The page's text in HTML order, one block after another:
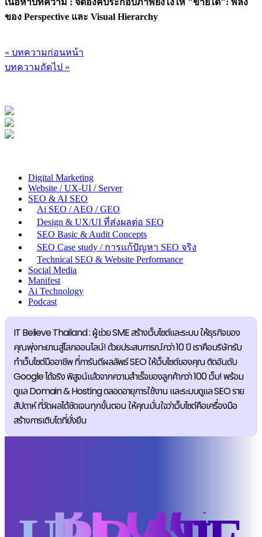
เนื้อหาบทความ : จัดองค์ประกอบภาพยังไงให้ "ขายได้": พลัง
ของ Perspective และ Visual Hierarchy
« บทความก่อนหน้า
บทความถัดไป »
Digital Marketing
Website / UX-UI / Server
SEO & AI SEO
Ai SEO / AEO / GEO
Design & UX/UI ที่ส่งผลต่อ SEO
SEO Basic & Audit Concepts
SEO Case study / การแก้ปัญหา SEO จริง
Technical SEO & Website Performance
Social Media
Manifest
Ai Technology
Podcast
IT Believe Thailand : ผู้ช่วย SME สร้างเว็บไซต์และระบบ ให้ธุรกิจของ
คุณพุ่งทะยานสู่โลกออนไลน์! ด้วยประสบการณ์กว่า 10 ปี เราคือบริษัทรับ
ทำเว็บไซต์มืออาชีพ ที่การันตีผลลัพธ์ SEO ให้เว็บไซต์ของคุณ ติดอันดับ
Google ได้จริง พิสูจน์แล้วจากความสำเร็จของลูกค้ากว่า 100 เว็บ! พร้อม
ดูแล Domain & Hosting ตลอดอายุการใช้งาน และระบบดูแล SEO ราย
สัปดาห์ ที่วัดผลได้ชัดเจนทุกขั้นตอน ให้คุณมั่นใจว่าเว็บไซต์คือเครื่องมือ
สร้างการเติบโตที่ยั่งยืน
BLOG